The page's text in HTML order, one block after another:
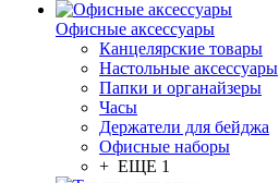
Офисные аксессуары
Канцелярские товары
Настольные аксессуары
Папки и органайзеры
Часы
Держатели для бейджа
Офисные наборы
+ ЕЩЕ 1